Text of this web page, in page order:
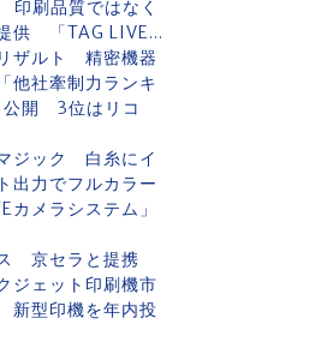
刷品質ではなく
供 「TAG LIVE...
ザルト 精密機器
他社牽制力ランキ
公開 3位はリコ
ジック 白糸にイ
出力でフルカラー
メラシステム」
京セラと提携
ジェット印刷機市
型印機を年内投